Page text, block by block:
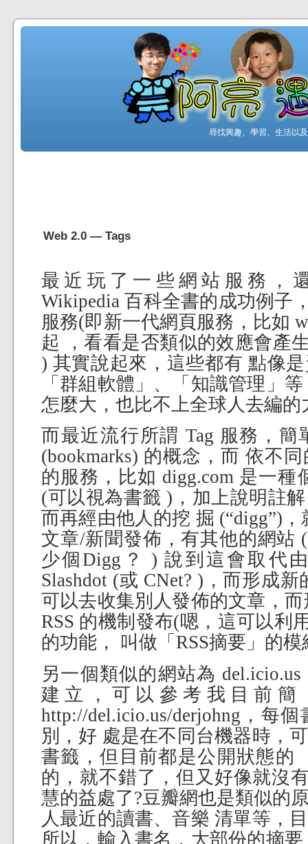
尋找興趣、學習、生活以
Web 2.0 — Tags
最近玩了一些網站服務，
Wikipedia 百科全書的成功例子
服務(即新一代網頁服務，比如
起 ，看看是否類似的效應會產
) 其實說起來，這些都有 點像
「群組軟體」、「知識管理」
怎麼大，也比不上全球人去編的
而最近流行所謂 Tag 服務，
(bookmarks) 的概念，而 依不
的服務，比如 digg.com 是一
(可以視為書籤 )，加上說明註
而再經由他人的挖 掘 (“digg”)
文章/新聞發佈，有其他的網站
少個Digg？ ) 說到這會取代
Slashdot (或 CNet? )，而形成
可以去收集別人發佈的文章，
RSS 的機制發布(嗯，這可以利
的功能， 叫做「RSS摘要」的模
另一個類似的網站為
建立，可以參考我目前
http://del.icio.us/derjohng，每
別，好 處是在不同台機器時，
書籤，但目前都是公開狀態的
的，就不錯了，但又好像就沒
慧的益處了?豆瓣網也是類似的
人最近的讀書、音樂 清單等，
所以，輸入書名，大部份的摘